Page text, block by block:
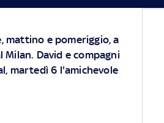
mattino e pomeriggio, a
David e compagni
martedì 6 l'amichevole